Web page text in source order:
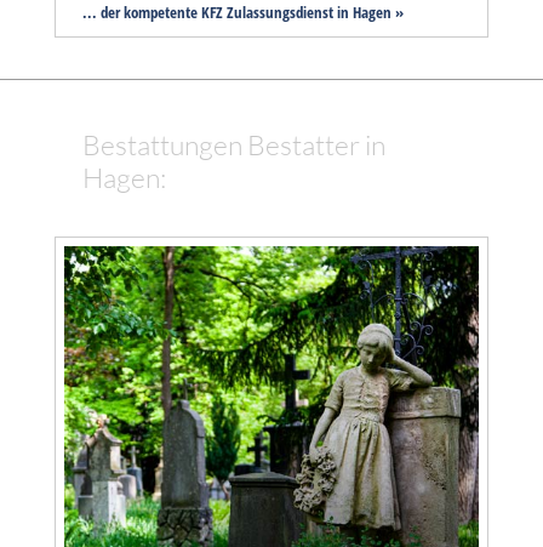
... der kompetente KFZ Zulassungsdienst in Hagen »
Bestattungen Bestatter in
Hagen: